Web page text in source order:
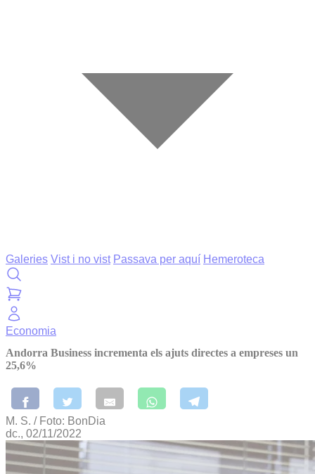
Galeries Vist i no vist Passava per aquí Hemeroteca
Economia
Andorra Business incrementa els ajuts directes a empreses un
25,6%
M. S. / Foto: BonDia
dc., 02/11/2022